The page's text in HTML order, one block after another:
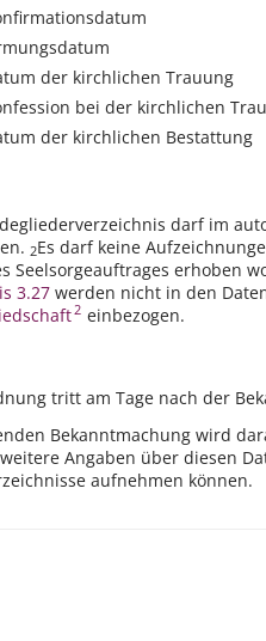
der kirchlichen Trauung
bei der kirchlichen
der kirchlichen Bestattung
darf im
2Es darf keine
Seelsorgeauftrages erhoben
3.27 werden nicht in den
2 einbezogen.
tritt am Tage nach der
Bekanntmachung wird
Angaben über diesen
aufnehmen können.